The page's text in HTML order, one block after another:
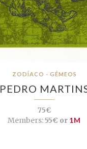
ZODÍACO - GÉMEOS
PEDRO
75€
Members:55€ or 1M